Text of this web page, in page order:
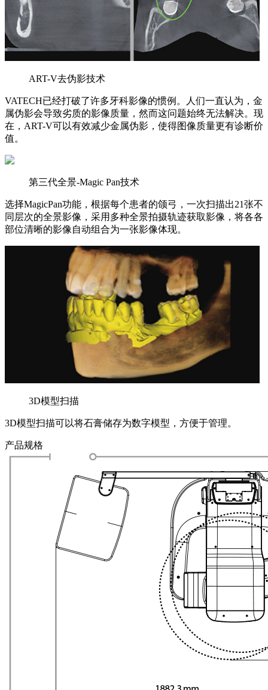
ART-V去伪影技术
VATECH已经打破了许多牙科影像的惯例。人们一直认为，金
属伪影会导致劣质的影像质量，然而这问题始终无法解决。现
在，ART-V可以有效减少金属伪影，使得图像质量更有诊断价
值。
第三代全景-Magic Pan技术
选择MagicPan功能，根据每个患者的颌弓，一次扫描出21张不
同层次的全景影像，采用多种全景拍摄轨迹获取影像，将各各
部位清晰的影像自动组合为一张影像体现。
3D模型扫描
3D模型扫描可以将石膏储存为数字模型，方便于管理。
产品规格